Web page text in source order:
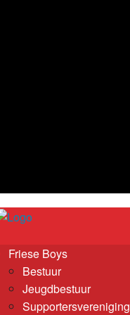
Friese Boys
Bestuur
Jeugdbestuur
Supportersvereniging